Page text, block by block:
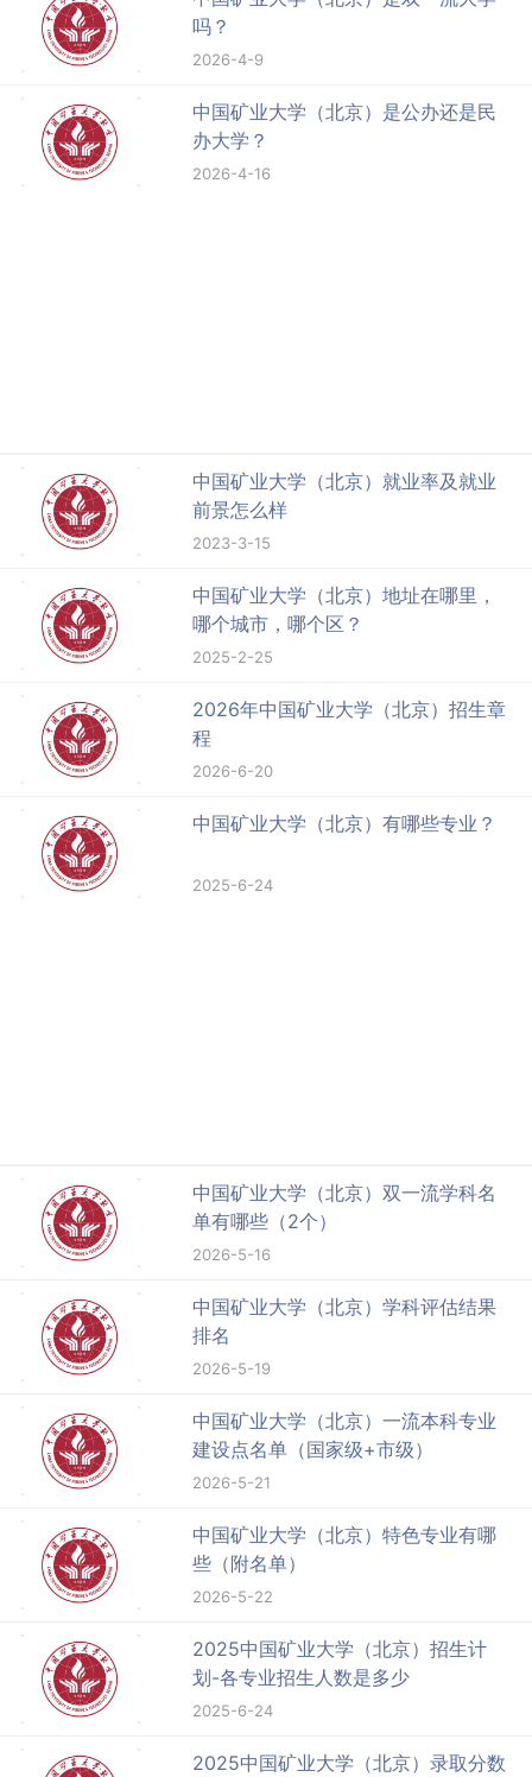
吗？
2026-4-9
中国矿业大学（北京）是公办还是民
办大学？
2026-4-16
中国矿业大学（北京）就业率及就业
前景怎么样
2023-3-15
中国矿业大学（北京）地址在哪里，
哪个城市，哪个区？
2025-2-25
2026年中国矿业大学（北京）招生章
程
2026-6-20
中国矿业大学（北京）有哪些专业？
2025-6-24
中国矿业大学（北京）双一流学科名
单有哪些（2个）
2026-5-16
中国矿业大学（北京）学科评估结果
排名
2026-5-19
中国矿业大学（北京）一流本科专业
建设点名单（国家级+市级）
2026-5-21
中国矿业大学（北京）特色专业有哪
些（附名单）
2026-5-22
2025中国矿业大学（北京）招生计
划-各专业招生人数是多少
2025-6-24
2025中国矿业大学（北京）录取分数